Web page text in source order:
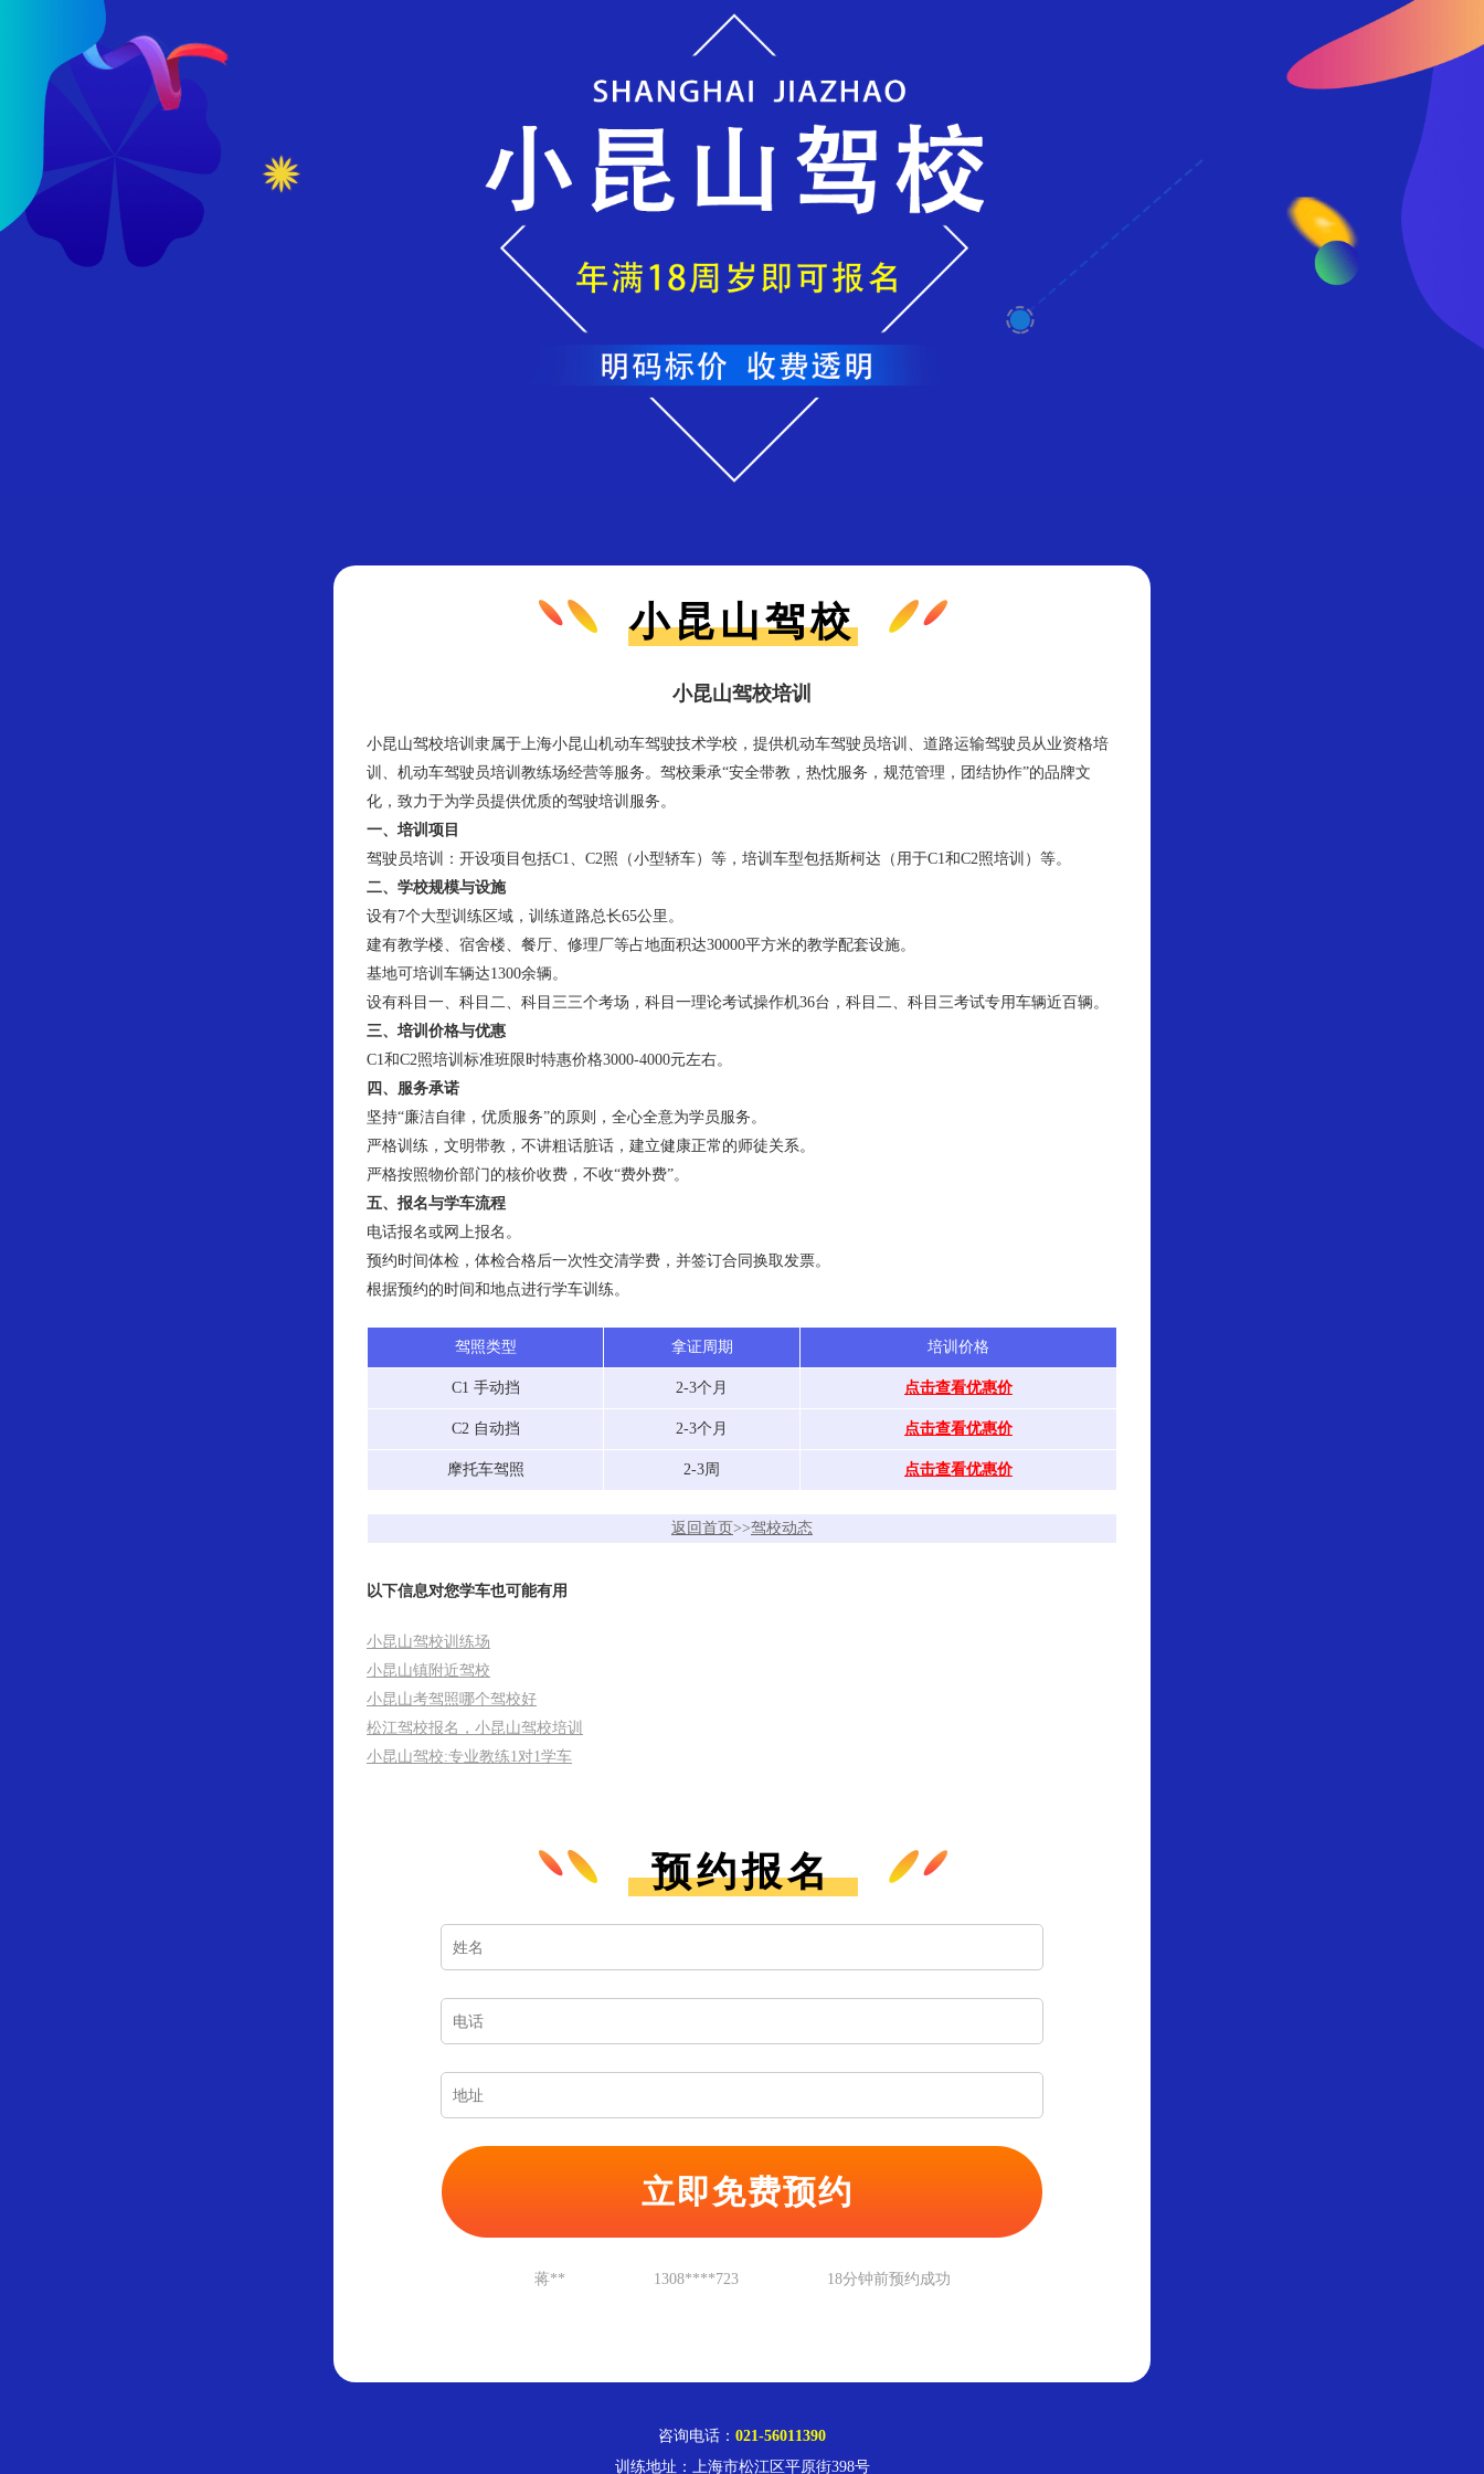
小昆山驾校
小昆山驾校培训
小昆山驾校培训隶属于上海小昆山机动车驾驶技术学校，提供机动车驾驶员培训、道路运输驾驶员从业资格培
训、机动车驾驶员培训教练场经营等服务。驾校秉承“安全带教，热忱服务，规范管理，团结协作”的品牌文
化，致力于为学员提供优质的驾驶培训服务。
一、培训项目
驾驶员培训：开设项目包括C1、C2照（小型轿车）等，培训车型包括斯柯达（用于C1和C2照培训）等。
二、学校规模与设施
设有7个大型训练区域，训练道路总长65公里。
建有教学楼、宿舍楼、餐厅、修理厂等占地面积达30000平方米的教学配套设施。
基地可培训车辆达1300余辆。
设有科目一、科目二、科目三三个考场，科目一理论考试操作机36台，科目二、科目三考试专用车辆近百辆。
三、培训价格与优惠
C1和C2照培训标准班限时特惠价格3000-4000元左右。
四、服务承诺
坚持“廉洁自律，优质服务”的原则，全心全意为学员服务。
严格训练，文明带教，不讲粗话脏话，建立健康正常的师徒关系。
严格按照物价部门的核价收费，不收“费外费”。
五、报名与学车流程
电话报名或网上报名。
预约时间体检，体检合格后一次性交清学费，并签订合同换取发票。
根据预约的时间和地点进行学车训练。
驾照类型 拿证周期 培训价格
C1 手动挡 2-3个月 点击查看优惠价
C2 自动挡 2-3个月 点击查看优惠价
摩托车驾照 2-3周 点击查看优惠价
返回首页 >>驾校动态
以下信息对您学车也可能有用
小昆山驾校训练场
小昆山镇附近驾校
小昆山考驾照哪个驾校好
松江驾校报名，小昆山驾校培训
小昆山驾校:专业教练1对1学车
预约报名
孙** 1353****852
12分钟前预约成功
孙**
1353****852
12分钟前预约成功
1317****491
1815****731 28分钟前预约成功
咨询电话： 021-56011390
训练地址：上海市松江区平原街398号